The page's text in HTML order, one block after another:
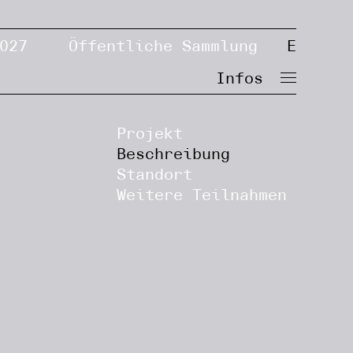
Öffentliche Sammlung
E
Infos
Projekt
Beschreibung
Standort
Weitere Teilnahmen